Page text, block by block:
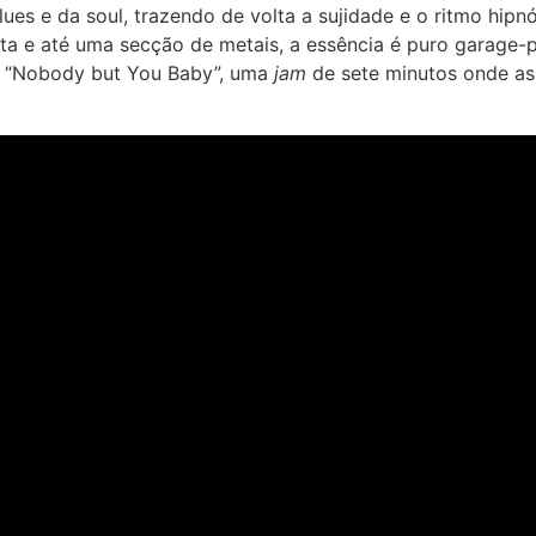
e da soul, trazendo de volta a sujidade e o ritmo
e até uma secção de metais, a essência é puro
but You Baby”, uma jam de sete minutos onde